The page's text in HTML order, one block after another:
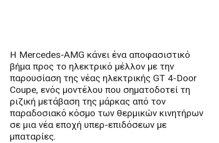
Η Mercedes-AMG κάνει ένα αποφασιστικό
βήμα προς το ηλεκτρικό μέλλον με την
παρουσίαση της νέας ηλεκτρικής GT 4-Door
Coupe, ενός μοντέλου που σηματοδοτεί τη
ριζική μετάβαση της μάρκας από τον
παραδοσιακό κόσμο των θερμικών κινητήρων
σε μια νέα εποχή υπερ-επιδόσεων με
μπαταρίες.